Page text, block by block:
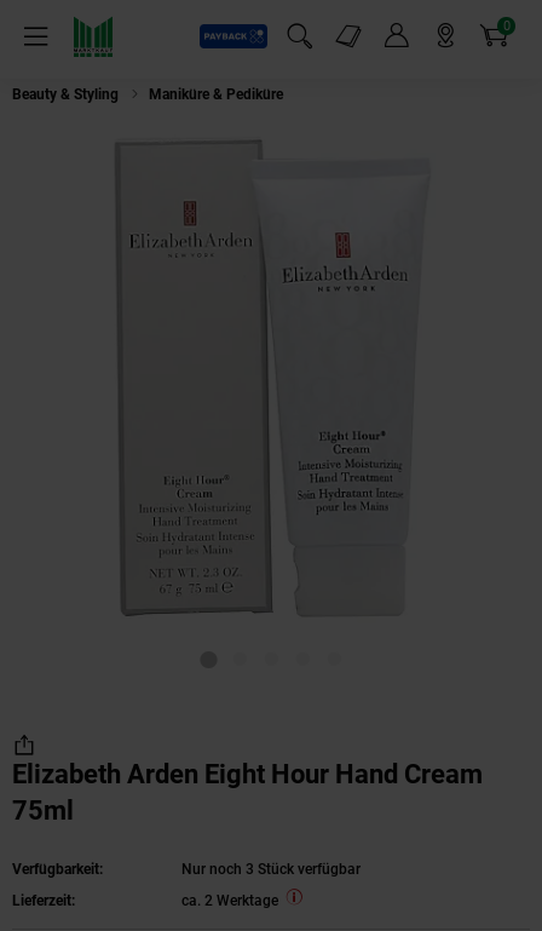
Menü
Payback
Suchfeld einblenden
Markt-Angebote 0
Artikel
Beauty & Styling Maniküre & Pediküre
Elizabeth Arden Eight Hour Hand Cream
75ml
Verfügbarkeit:
Nur noch 3 Stück verfügbar
Lieferzeit:
ca. 2 Werktage